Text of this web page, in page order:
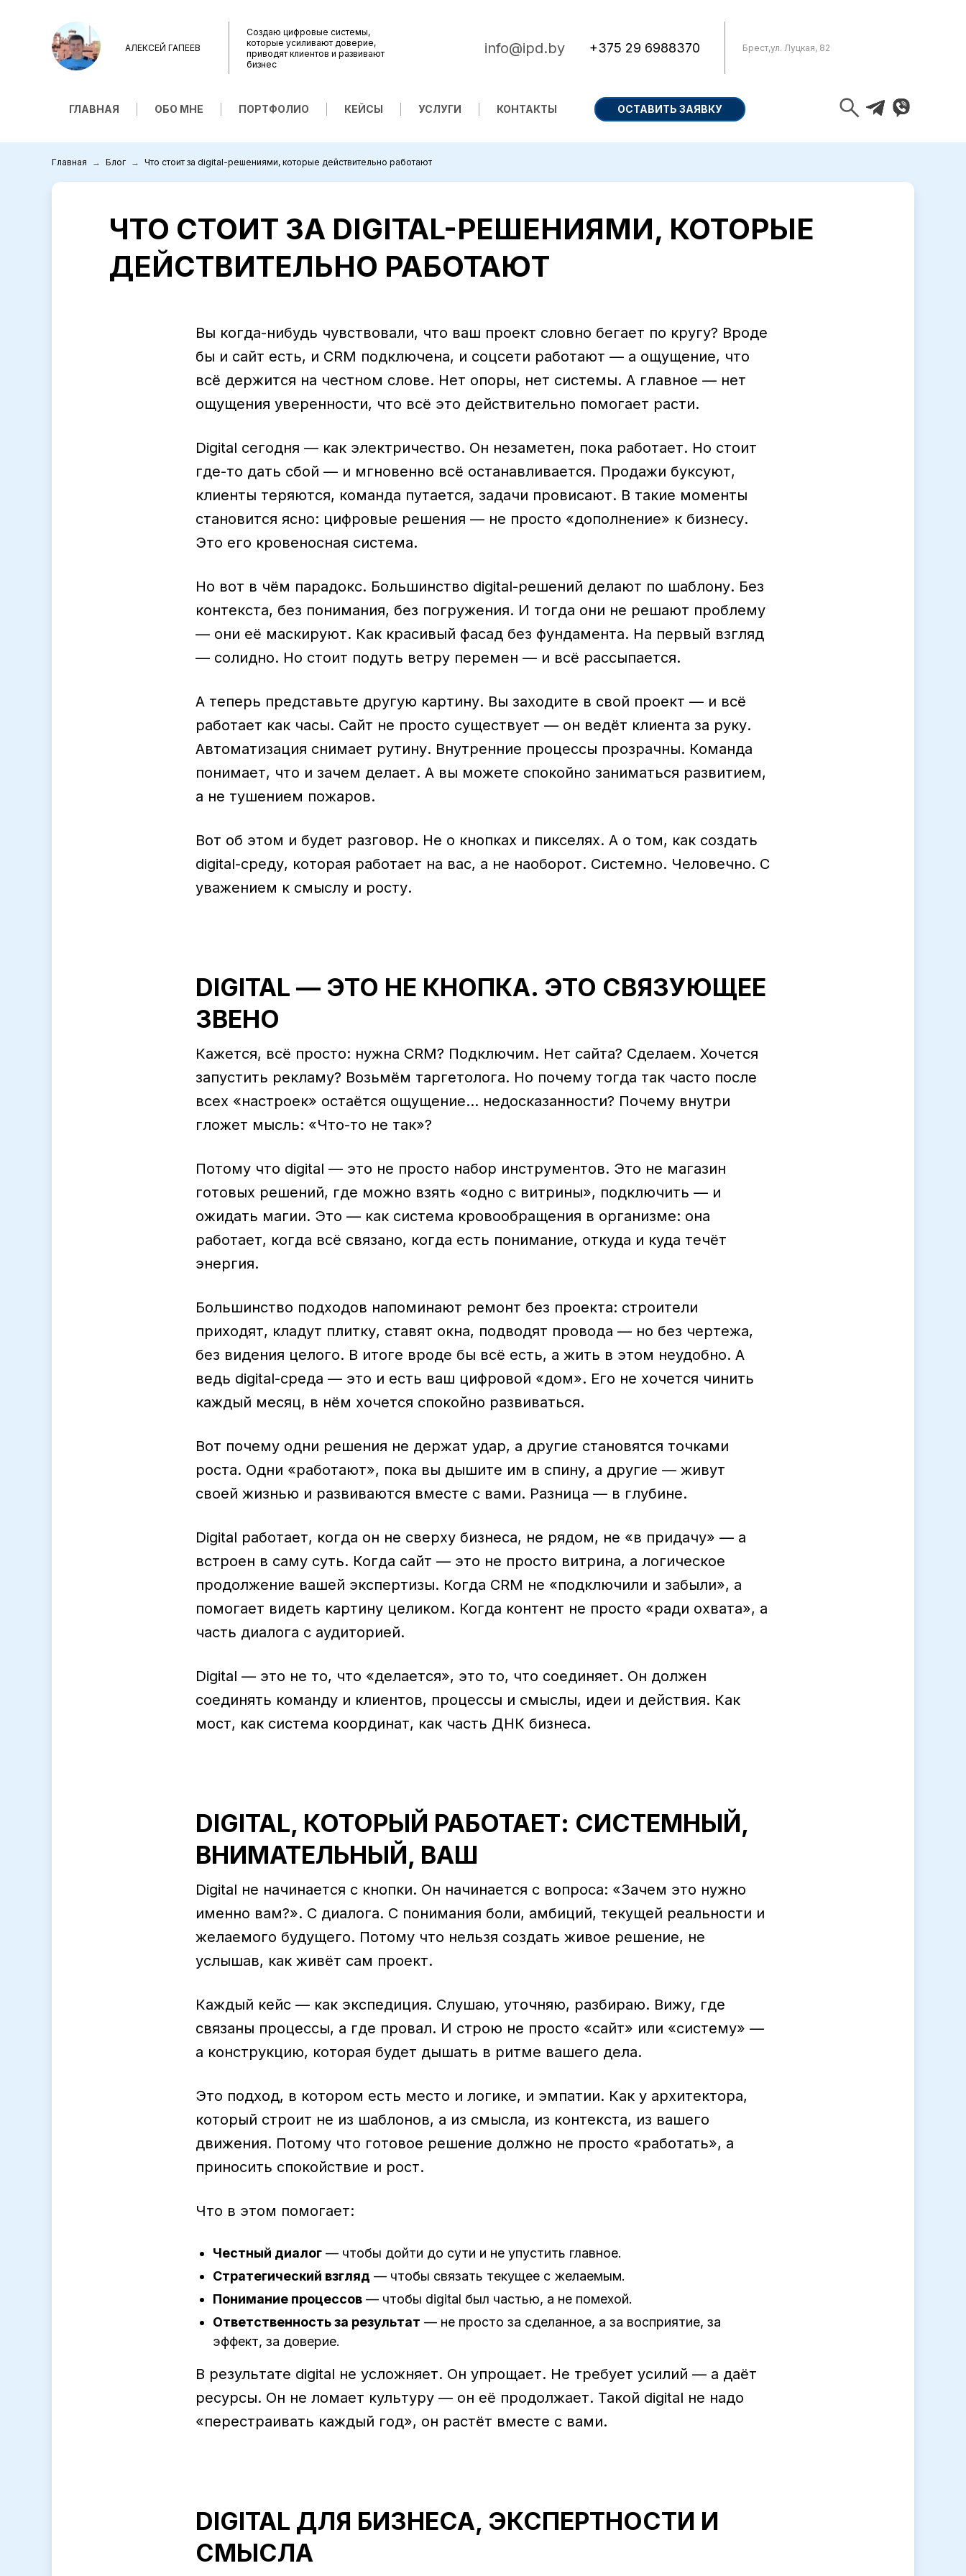
АЛЕКСЕЙ ГАПЕЕВ
Создаю цифровые системы,
которые усиливают доверие,
приводят клиентов и развивают
бизнес
info@ipd.by +375 29 6988370 Брест,ул. Луцкая, 82
ГЛАВНАЯ ОБО МНЕ ПОРТФОЛИО КЕЙСЫ УСЛУГИ КОНТАКТЫ ОСТАВИТЬ ЗАЯВКУ
Главная Блог Что стоит за digital-решениями, которые действительно работают
ЧТО СТОИТ ЗА DIGITAL-РЕШЕНИЯМИ, КОТОРЫЕ
ДЕЙСТВИТЕЛЬНО РАБОТАЮТ
Вы когда-нибудь чувствовали, что ваш проект словно бегает по кругу? Вроде
бы и сайт есть, и CRM подключена, и соцсети работают — а ощущение, что
всё держится на честном слове. Нет опоры, нет системы. А главное — нет
ощущения уверенности, что всё это действительно помогает расти.
Digital сегодня — как электричество. Он незаметен, пока работает. Но стоит
где-то дать сбой — и мгновенно всё останавливается. Продажи буксуют,
клиенты теряются, команда путается, задачи провисают. В такие моменты
становится ясно: цифровые решения — не просто «дополнение» к бизнесу.
Это его кровеносная система.
Но вот в чём парадокс. Большинство digital-решений делают по шаблону. Без
контекста, без понимания, без погружения. И тогда они не решают проблему
— они её маскируют. Как красивый фасад без фундамента. На первый взгляд
— солидно. Но стоит подуть ветру перемен — и всё рассыпается.
А теперь представьте другую картину. Вы заходите в свой проект — и всё
работает как часы. Сайт не просто существует — он ведёт клиента за руку.
Автоматизация снимает рутину. Внутренние процессы прозрачны. Команда
понимает, что и зачем делает. А вы можете спокойно заниматься развитием,
а не тушением пожаров.
Вот об этом и будет разговор. Не о кнопках и пикселях. А о том, как создать
digital-среду, которая работает на вас, а не наоборот. Системно. Человечно. С
уважением к смыслу и росту.
DIGITAL — ЭТО НЕ КНОПКА. ЭТО СВЯЗУЮЩЕЕ
ЗВЕНО
Кажется, всё просто: нужна CRM? Подключим. Нет сайта? Сделаем. Хочется
запустить рекламу? Возьмём таргетолога. Но почему тогда так часто после
всех «настроек» остаётся ощущение... недосказанности? Почему внутри
гложет мысль: «Что-то не так»?
Потому что digital — это не просто набор инструментов. Это не магазин
готовых решений, где можно взять «одно с витрины», подключить — и
ожидать магии. Это — как система кровообращения в организме: она
работает, когда всё связано, когда есть понимание, откуда и куда течёт
энергия.
Большинство подходов напоминают ремонт без проекта: строители
приходят, кладут плитку, ставят окна, подводят провода — но без чертежа,
без видения целого. В итоге вроде бы всё есть, а жить в этом неудобно. А
ведь digital-среда — это и есть ваш цифровой «дом». Его не хочется чинить
каждый месяц, в нём хочется спокойно развиваться.
Вот почему одни решения не держат удар, а другие становятся точками
роста. Одни «работают», пока вы дышите им в спину, а другие — живут
своей жизнью и развиваются вместе с вами. Разница — в глубине.
Digital работает, когда он не сверху бизнеса, не рядом, не «в придачу» — а
встроен в саму суть. Когда сайт — это не просто витрина, а логическое
продолжение вашей экспертизы. Когда CRM не «подключили и забыли», а
помогает видеть картину целиком. Когда контент не просто «ради охвата», а
часть диалога с аудиторией.
Digital — это не то, что «делается», это то, что соединяет. Он должен
соединять команду и клиентов, процессы и смыслы, идеи и действия. Как
мост, как система координат, как часть ДНК бизнеса.
DIGITAL, КОТОРЫЙ РАБОТАЕТ: СИСТЕМНЫЙ,
ВНИМАТЕЛЬНЫЙ, ВАШ
Digital не начинается с кнопки. Он начинается с вопроса: «Зачем это нужно
именно вам?». С диалога. С понимания боли, амбиций, текущей реальности и
желаемого будущего. Потому что нельзя создать живое решение, не
услышав, как живёт сам проект.
Каждый кейс — как экспедиция. Слушаю, уточняю, разбираю. Вижу, где
связаны процессы, а где провал. И строю не просто «сайт» или «систему» —
а конструкцию, которая будет дышать в ритме вашего дела.
Это подход, в котором есть место и логике, и эмпатии. Как у архитектора,
который строит не из шаблонов, а из смысла, из контекста, из вашего
движения. Потому что готовое решение должно не просто «работать», а
приносить спокойствие и рост.
Что в этом помогает:
Честный диалог — чтобы дойти до сути и не упустить главное.
Стратегический взгляд — чтобы связать текущее с желаемым.
Понимание процессов — чтобы digital был частью, а не помехой.
Ответственность за результат — не просто за сделанное, а за восприятие, за
эффект, за доверие.
В результате digital не усложняет. Он упрощает. Не требует усилий — а даёт
ресурсы. Он не ломает культуру — он её продолжает. Такой digital не надо
«перестраивать каждый год», он растёт вместе с вами.
DIGITAL ДЛЯ БИЗНЕСА, ЭКСПЕРТНОСТИ И
СМЫСЛА